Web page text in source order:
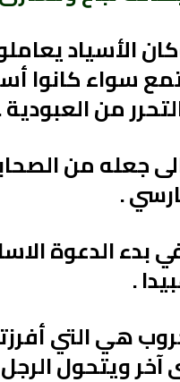
الأسياد
سواء كانوا
من العبودية
جعله من
.
بدء الدعوة
.
هي التي
ويتحول